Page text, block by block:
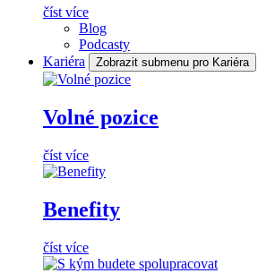
číst více
Blog
Podcasty
Kariéra
Zobrazit submenu pro Kariéra
Volné pozice
číst více
Benefity
číst více